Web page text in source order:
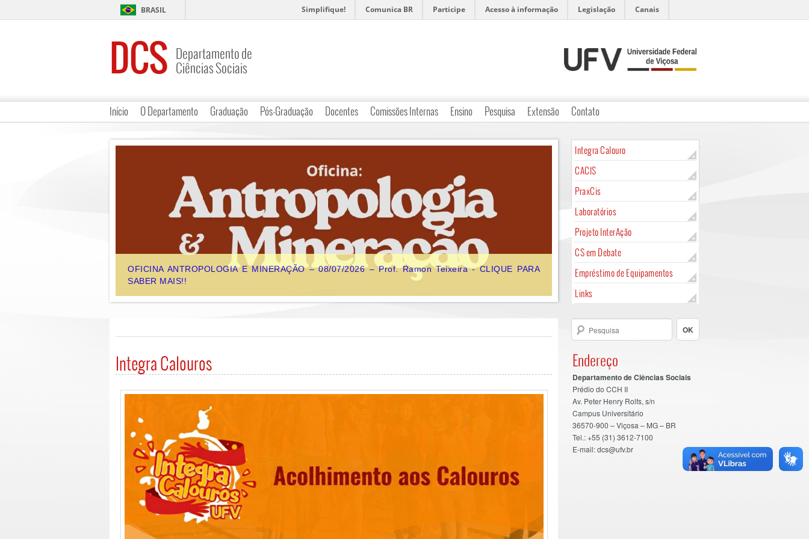
BRASIL Simplifique! Comunica BR Participe Acesso à informação Legislação Canais
DCS Departamento de
Ciências Sociais
Início O Departamento Graduação Pós-Graduação Docentes Comissões Internas Ensino Pesquisa Extensão Contato
OFICINA ANTROPOLOGIA E MINERAÇÃO – 08/07/2026 – Prof. Ramon Teixeira - CLIQUE PARA
SABER MAIS!!
Integra Calouro
CACIS
PraxCis
Laboratórios
Projeto InterAção
CS em Debate
Empréstimo de Equipamentos
Links
Endereço
Departamento de Ciências Sociais
Prédio do CCH II
Av. Peter Henry Rolfs, s/n
Campus Universitário
36570-900 – Viçosa – MG – BR
Tel.: +55 (31) 3612-7100
E-mail: dcs@ufv.br
Integra Calouros